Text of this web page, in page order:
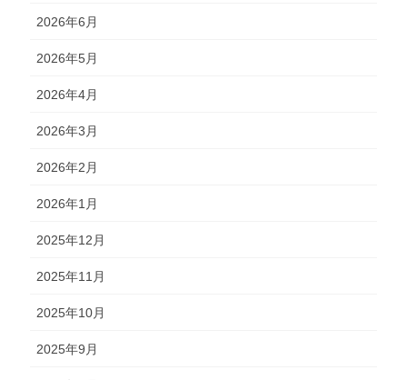
2026年6月
2026年5月
2026年4月
2026年3月
2026年2月
2026年1月
2025年12月
2025年11月
2025年10月
2025年9月